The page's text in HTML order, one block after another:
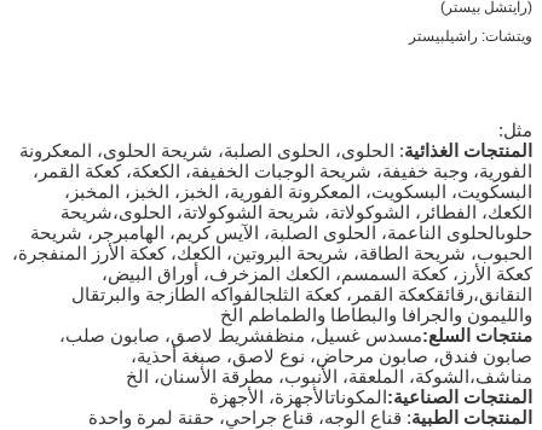
(رايتشل بيستر)
ويتشات: راشيلبيستر
مثل:
المنتجات الغذائية: الحلوى، الحلوى الصلبة، شريحة الحلوى، المعكرونة
الفورية، وجبة خفيفة، شريحة الوجبات الخفيفة، الكعكة، كعكة القمر،
البسكويت، البسكويت، المعكرونة الفورية، الخبز، الخبز، المخبز،
الكعك، الفطائر، الشوكولاتة، شريحة الشوكولاتة، الحلوى،شريحة
حلوىالحلوى الناعمة، الحلوى الصلبة، الآيس كريم، الهامبرجر، شريحة
الحبوب، شريحة الطاقة، شريحة البروتين، الكعك، كعكة الأرز المنفجرة،
كعكة الأرز، كعكة السمسم، الكعك المزخرف، أوراق البيض،
النقانق،رقائقكعكة القمر، كعكة الثلجالفواكه الطازجة والبرتقال
والليمون والجرافا والبطاطا والطماطم الخ
منتجات السلع:مسدس غسيل، منظفشريط لاصق، صابون صلب،
صابون فندق، صابون مرحاض، نوع لاصق، صبغة أحذية،
مناشف، الشوكة، الملعقة، الأنبوب، مطرقة الأسنان، الخ
المنتجات الصناعية: المكوناتالأجهزة، الأجهزة
المنتجات الطبية: قناع الوجه، قناع جراحي، حقنة لمرة واحدة